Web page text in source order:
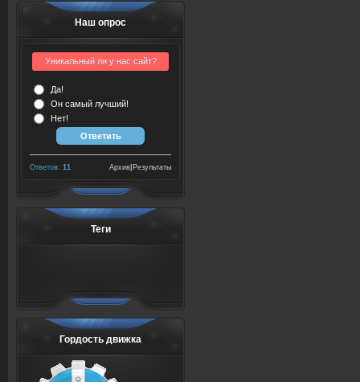
Наш опрос
Уникальный ли у нас сайт?
Да!
Он самый лучший!
Нет!
Ответов: 11 Результаты
Архив
Теги
Гордость движка